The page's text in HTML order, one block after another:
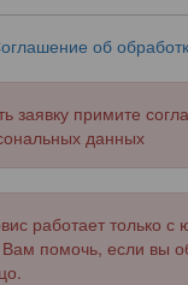
об
заявку примите
данных
работает только
помочь, если вы